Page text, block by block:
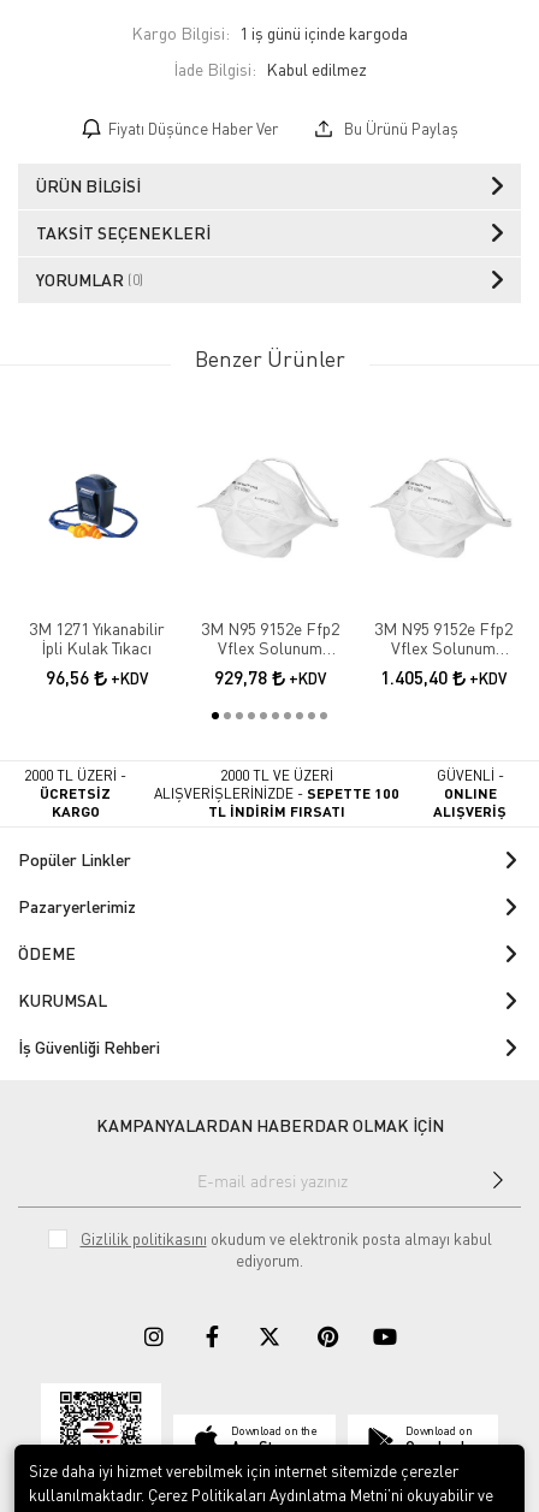
Kargo Bilgisi:
1 iş günü içinde kargoda
İade Bilgisi:
Fiyatı Düşünce Haber Ver Bu Ürünü Paylaş
ÜRÜN BILGISI
TAKSIT SEÇENEKLERI
YORUMLAR (0)
Benzer Ürünler
3M 1271 Yıkanabilir
İpli Kulak Tıkacı
96,56 +KDV
3M N95 9152e Ffp2
Vflex Solunum
Maskesi 10 Adet
929,78 +KDV
3M N95 9152e Ffp2
Vflex Solunum
Maskesi 15 Adet
1.405,40 +KDV
2000 TL ÜZERİ -
ÜCRETSİZ
KARGO
2000 TL VE ÜZERİ
ALIŞVERİŞLERİNİZDE -SEPETTE 100
TL İNDİRİM FIRSATI
GÜVENLİ -
ONLINE
ALIŞVERİŞ
Popüler Linkler
Pazaryerlerimiz
ÖDEME
KURUMSAL
İş Güvenliği Rehberi
KAMPANYALARDAN HABERDAR OLMAK İÇİN
Gizlilik politikasını okudum ve elektronik posta almayı kabul
ediyorum.
Download on the
App Store
Download on
Google play
Size daha iyi hizmet verebilmek için internet sitemizde çerezler
kullanılmaktadır. Çerez Politikaları Aydınlatma Metni’ni okuyabilir ve